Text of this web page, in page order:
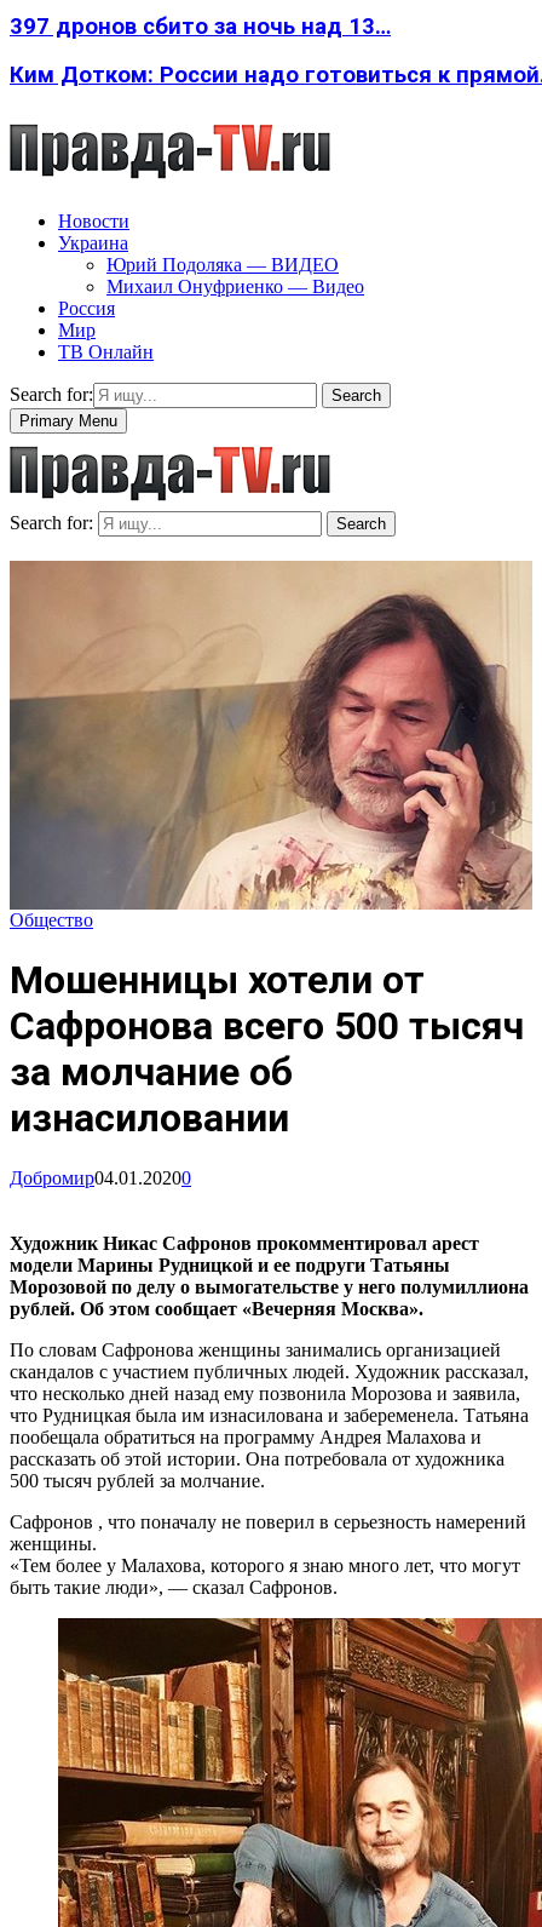
397 дронов сбито за ночь над 13…
Ким Дотком: России надо готовиться к
Новости
Украина
Юрий Подоляка — ВИДЕО
Михаил Онуфриенко — Видео
Россия
Мир
ТВ Онлайн
Search for:
Search
Primary Menu
Search for: Search
Общество
Мошенницы хотели от
Сафронова всего 500 тысяч
за молчание об
изнасиловании
Добромир04.01.20200
Художник Никас Сафронов прокомментировал арест
модели Марины Рудницкой и ее подруги Татьяны
Морозовой по делу о вымогательстве у него полумиллиона
рублей. Об этом сообщает «Вечерняя Москва».
По словам Сафронова женщины занимались организацией
скандалов с участием публичных людей. Художник рассказал,
что несколько дней назад ему позвонила Морозова и заявила,
что Рудницкая была им изнасилована и забеременела. Татьяна
пообещала обратиться на программу Андрея Малахова и
рассказать об этой истории. Она потребовала от художника
500 тысяч рублей за молчание.
Сафронов , что поначалу не поверил в серьезность намерений
женщины.
«Тем более у Малахова, которого я знаю много лет, что могут
быть такие люди», — сказал Сафронов.